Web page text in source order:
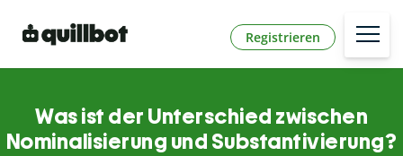
Registrieren
Was ist der Unterschied zwischen
Nominalisierung und Substantivierung?